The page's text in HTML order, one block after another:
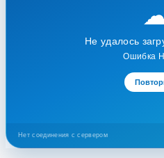
Не удалось
Ошибка
Нет соединения с сервером